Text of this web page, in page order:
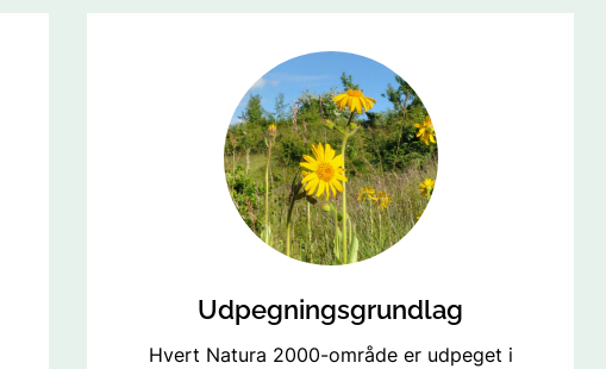
Udpegningsgrundlag
Hvert Natura 2000-område er udpeget i